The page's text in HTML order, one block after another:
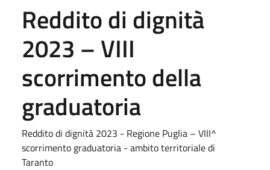
Reddito di dignità
2023 – VIII
scorrimento della
graduatoria
Reddito di dignità 2023 - Regione Puglia – VIII^
scorrimento graduatoria - ambito territoriale di
Taranto